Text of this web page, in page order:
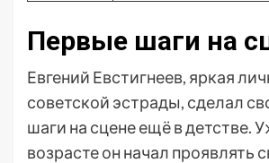
Первые шаги на
Евгений Евстигнеев, яркая
советской эстрады, сделал
шаги на сцене ещё в детстве.
возрасте он начал проявлять